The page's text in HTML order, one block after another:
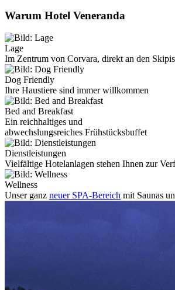
Warum Hotel Veneranda
Lage
Im Zentrum von Corvara, direkt an den
Dog Friendly
Ihre Haustiere sind immer willkommen
Bed and Breakfast
Ein reichhaltiges und
abwechslungsreiches Frühstücksbuffet
Dienstleistungen
Vielfältige Hotelanlagen stehen Ihnen zur
Wellness
Unser ganz neuer SPA-Bereich mit Saunas